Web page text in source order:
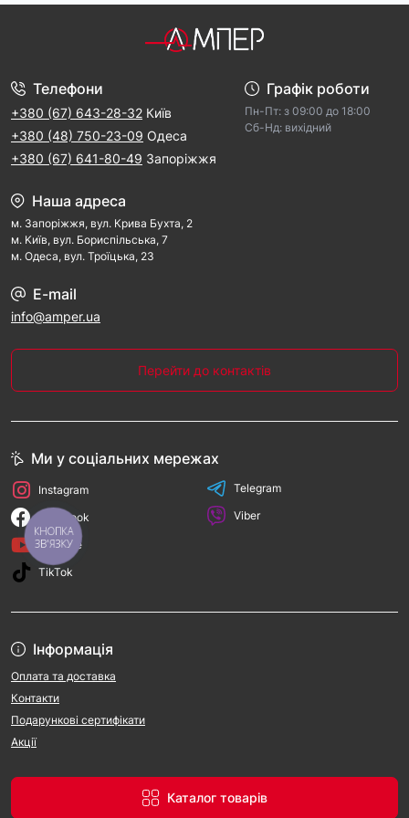
Телефони
+380 (67) 643-28-32 Київ
+380 (48) 750-23-09 Одеса
+380 (67) 641-80-49 Запоріжжя
Графік роботи
Пн-Пт: з 09:00 дo 18:00
Cб-Hд: виxідний
Наша адреса
м. Запорiжжя, вул. Крива Бухта, 2
м. Kиїв, вул. Бориспільська, 7
м. Одеса, вул. Троїцька, 23
E-mail
info@amper.ua
Перейти до контактів
Інформація
Оплата та доставка
Контакти
Подарункові сертифікати
Акції
Каталог товарів
Ми у соціальних мережах
Instagram
Facebook
YouTube
TikTok
Telegram
Viber
КНОПКА
ЗВ'ЯЗКУ